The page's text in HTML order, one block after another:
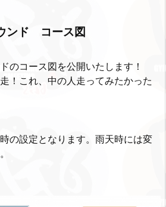
ンド コース図
のコース図を公開いたします！
！これ、中の人走ってみたかった
の設定となります。雨天時には変